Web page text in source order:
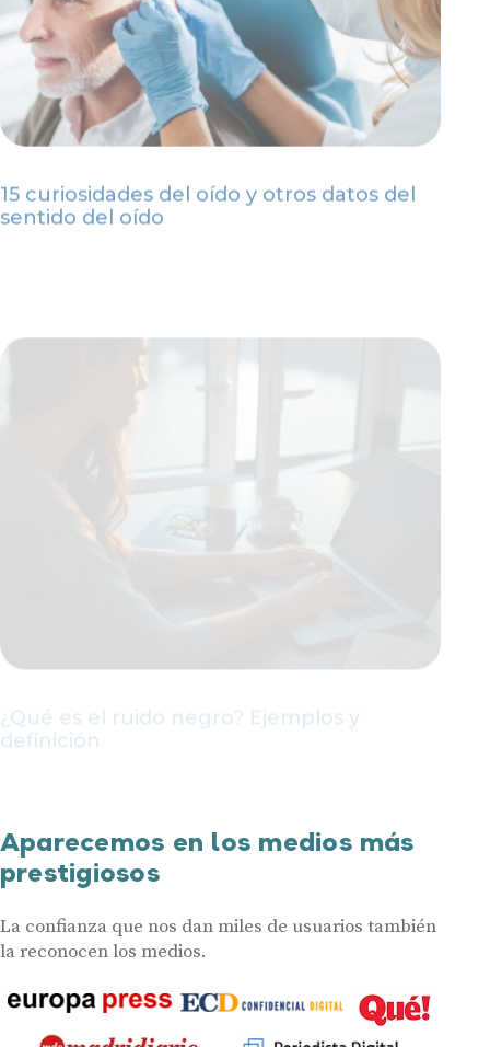
15 curiosidades del oído y otros datos del
sentido del oído
¿Qué es el ruido negro? Ejemplos y
Aparecemos en los medios más
prestigiosos
La confianza que nos dan miles de usuarios también
la reconocen los medios.